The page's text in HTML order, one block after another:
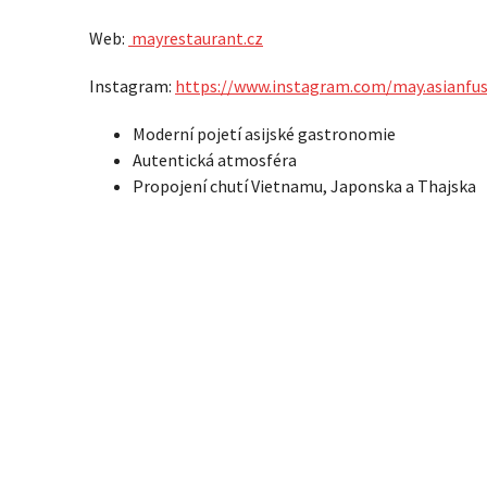
Web: mayrestaurant.cz
Instagram: https://www.instagram.com/
Moderní pojetí asijské gastronomie
Autentická atmosféra
Propojení chutí Vietnamu, Japonska a Thajska